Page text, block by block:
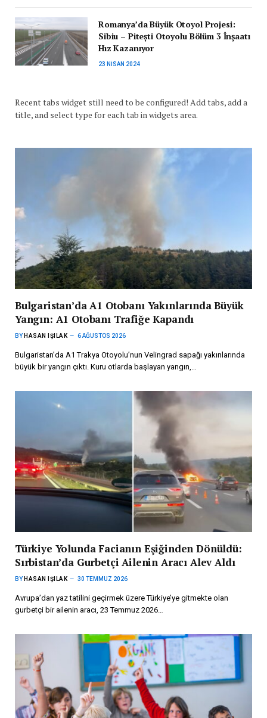
Romanya’da Büyük Otoyol Projesi:
Sibiu – Pitești Otoyolu Bölüm 3 İnşaatı
Hız Kazanıyor
23 NISAN 2024
Recent tabs widget still need to be configured! Add tabs, add a
title, and select type for each tab in widgets area.
Bulgaristan’da A1 Otobanı Yakınlarında Büyük
Yangın: A1 Otobanı Trafiğe Kapandı
BY HASAN IŞILAK 6 AĞUSTOS 2026
Bulgaristan’da A1 Trakya Otoyolu’nun Velingrad sapağı yakınlarında
büyük bir yangın çıktı. Kuru otlarda başlayan yangın,…
Türkiye Yolunda Facianın Eşiğinden Dönüldü:
Sırbistan’da Gurbetçi Ailenin Aracı Alev Aldı
BY HASAN IŞILAK 30 TEMMUZ 2026
Avrupa’dan yaz tatilini geçirmek üzere Türkiye’ye gitmekte olan
gurbetçi bir ailenin aracı, 23 Temmuz 2026…